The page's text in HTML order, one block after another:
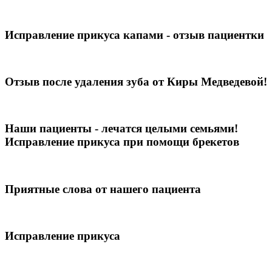
Исправление прикуса капами - отзыв пациентки
Отзыв после удаления зуба от Киры Медведевой!
Наши пациенты - лечатся целыми семьями!
Исправление прикуса при помощи брекетов
Приятные слова от нашего пациента
Исправление прикуса